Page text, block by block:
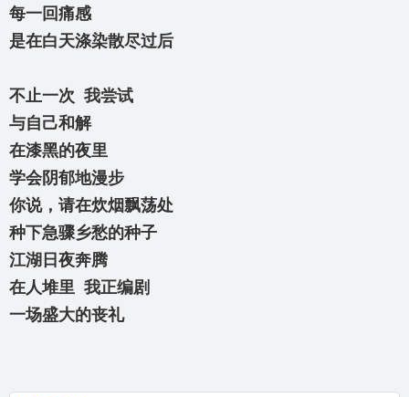
每一回痛感
是在白天涤染散尽过后
不止一次 我尝试
与自己和解
在漆黑的夜里
学会阴郁地漫步
你说，请在炊烟飘荡处
种下急骤乡愁的种子
江湖日夜奔腾
在人堆里 我正编剧
一场盛大的丧礼